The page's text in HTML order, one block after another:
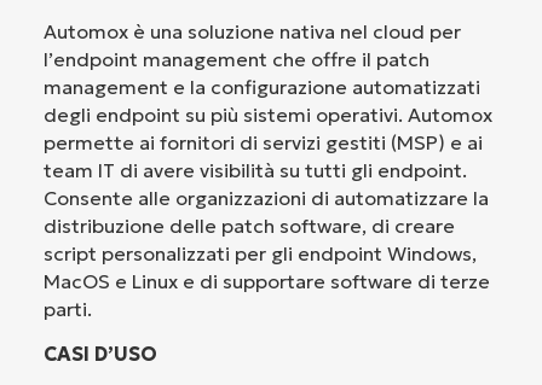
Automox è una soluzione nativa nel cloud per
l’endpoint management che offre il patch
management e la configurazione automatizzati
degli endpoint su più sistemi operativi. Automox
permette ai fornitori di servizi gestiti (MSP) e ai
team IT di avere visibilità su tutti gli endpoint.
Consente alle organizzazioni di automatizzare la
distribuzione delle patch software, di creare
script personalizzati per gli endpoint Windows,
MacOS e Linux e di supportare software di terze
parti.
CASI D’USO